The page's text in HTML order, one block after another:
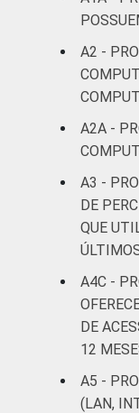
A2 -
A2A -
A3 -
DE
QUE
A4C -
DE
12
A5 -
(LAN,